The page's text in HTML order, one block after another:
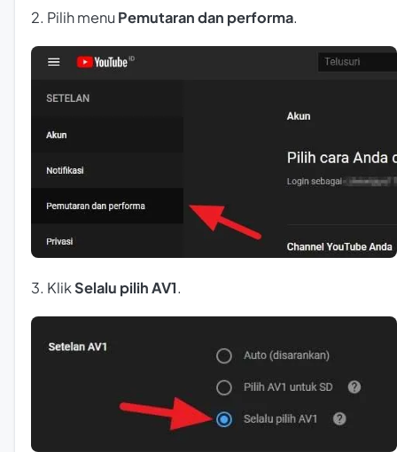
2. Pilih menu Pemutaran dan performa.
3. Klik Selalu pilih AV1.